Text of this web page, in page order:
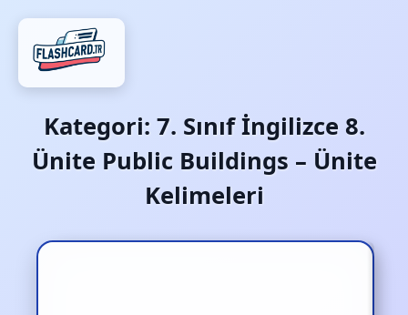
Kategori: 7. Sınıf İngilizce 8.
Ünite Public Buildings – Ünite
Kelimeleri